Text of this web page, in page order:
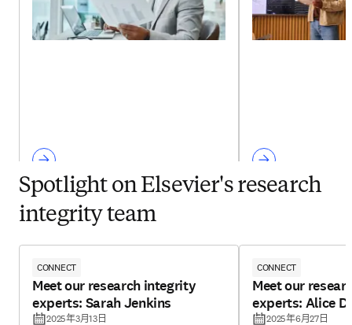
Spotlight on Elsevier's research
integrity team
CONNECT
Meet our research integrity
experts: Sarah Jenkins
2025年3月13日
CONNECT
Meet our
experts: Alice
2025年6月27日